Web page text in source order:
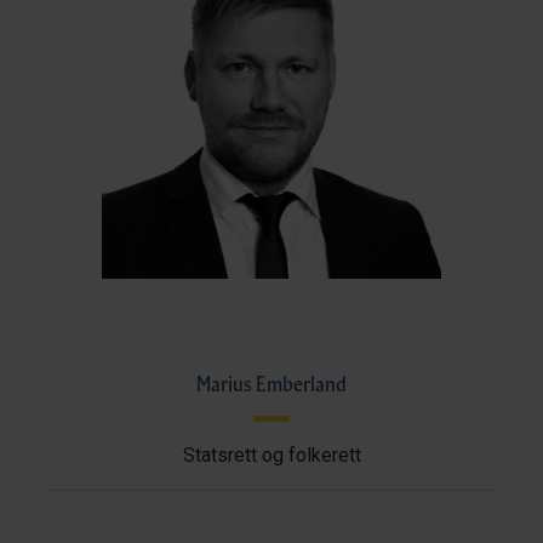
Marius Emberland
Statsrett og folkerett